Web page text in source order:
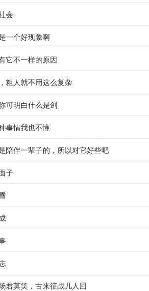
会
一个好现象啊
它不一样的原因
粗人就不用这么复杂
可明白什么是剑
事情我也不懂
陪伴一辈子的，所以对它好些吧
子
君莫笑，古来征战几人回